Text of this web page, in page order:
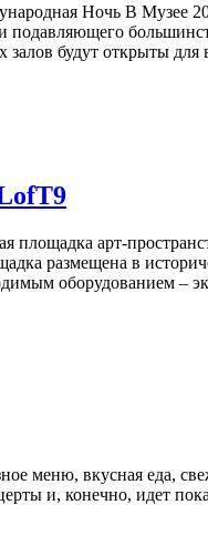
Ночь В Музее
подавляющего
залов будут открыты
арт-
размещена в
оборудованием –
меню, вкусная еда,
и, конечно, идет